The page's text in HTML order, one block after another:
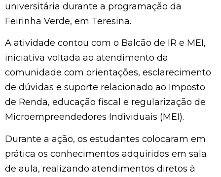
universitária durante a programação da
Feirinha Verde, em Teresina.
A atividade contou com o Balcão de IR e MEI,
iniciativa voltada ao atendimento da
comunidade com orientações, esclarecimento
de dúvidas e suporte relacionado ao Imposto
de Renda, educação fiscal e regularização de
Microempreendedores Individuais (MEI).
Durante a ação, os estudantes colocaram em
prática os conhecimentos adquiridos em sala
de aula, realizando atendimentos diretos à